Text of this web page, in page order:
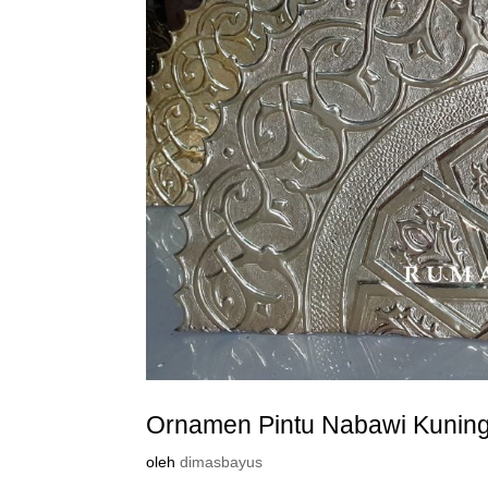
Ornamen Pintu Nabawi
olehdimasbayus